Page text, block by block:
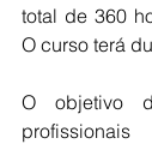
total de 360
O curso terá
O objetivo